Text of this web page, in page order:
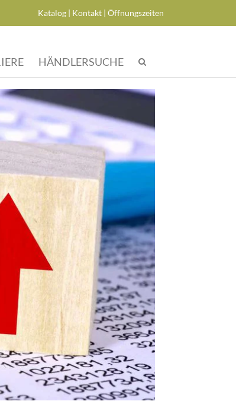
Katalog |­ Kontakt |­ Öffnungszeiten
HÄNDLERSUCHE